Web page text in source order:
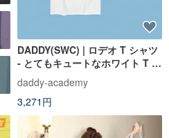
DADDY(SWC) | ロデオ T シャツ
- とてもキュートなホワイト T シ
ャツ
daddy-academy
3,271円